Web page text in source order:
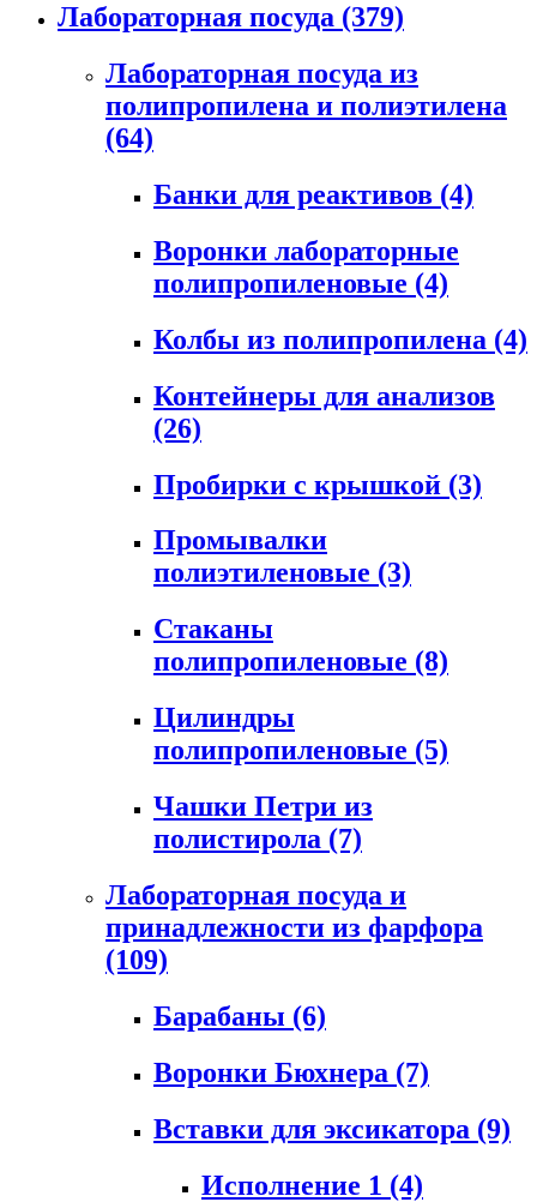
Лабораторная посуда (379)
Лабораторная посуда из
полипропилена и полиэтилена
(64)
Банки для реактивов (4)
Воронки лабораторные
полипропиленовые (4)
Колбы из полипропилена (4)
Контейнеры для анализов
(26)
Пробирки с крышкой (3)
Промывалки
полиэтиленовые (3)
Стаканы
полипропиленовые (8)
Цилиндры
полипропиленовые (5)
Чашки Петри из
полистирола (7)
Лабораторная посуда и
принадлежности из фарфора
(109)
Барабаны (6)
Воронки Бюхнера (7)
Вставки для эксикатора (9)
Исполнение 1 (4)